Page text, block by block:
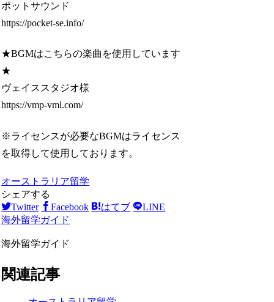
ポットサウンド
https://pocket-se.info/
★BGMはこちらの楽曲を使用しています
★
ヴェイススタジオ様
https://vmp-vml.com/
※ライセンスが必要なBGMはライセンス
を取得して使用しております。
オーストラリア留学
シェアする
Twitter
Facebook はてブ
LINE
海外留学ガイド
海外留学ガイド
関連記事